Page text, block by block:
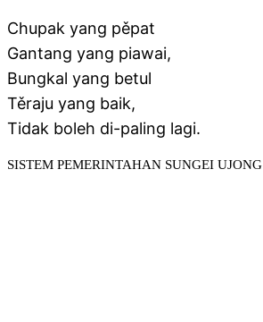
Chupak yang pěpat
Gantang yang piawai,
Bungkal yang betul
Těraju yang baik,
Tidak boleh di-paling lagi.
SISTEM PEMERINTAHAN SUNGEI UJONG